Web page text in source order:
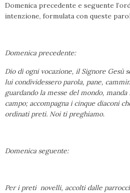
Domenica precedente e seguente
intenzione, formulata con queste
Domenica precedente:
Dio di ogni vocazione, il Signore Gesù
lui condividessero parola, pane,
guardando la messe del mondo,
campo; accompagna i cinque diaconi
ordinati preti. Noi ti preghiamo.
Domenica seguente:
Per i preti novelli, accolti dalle